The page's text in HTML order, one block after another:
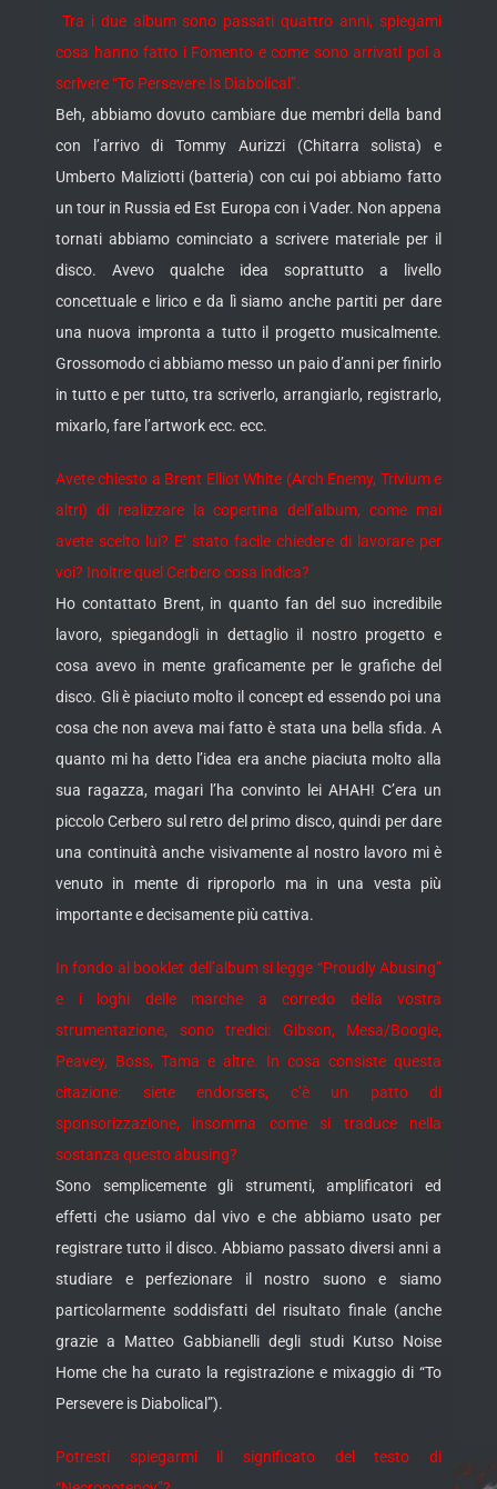
Tra i due album sono passati quattro anni, spiegami
cosa hanno fatto i Fomento e come sono arrivati poi a
scrivere “To Persevere Is Diabolical”.
Beh, abbiamo dovuto cambiare due membri della band
con l’arrivo di Tommy Aurizzi (Chitarra solista) e
Umberto Maliziotti (batteria) con cui poi abbiamo fatto
un tour in Russia ed Est Europa con i Vader. Non appena
tornati abbiamo cominciato a scrivere materiale per il
disco. Avevo qualche idea soprattutto a livello
concettuale e lirico e da lì siamo anche partiti per dare
una nuova impronta a tutto il progetto musicalmente.
Grossomodo ci abbiamo messo un paio d’anni per finirlo
in tutto e per tutto, tra scriverlo, arrangiarlo, registrarlo,
mixarlo, fare l’artwork ecc. ecc.
Avete chiesto a Brent Elliot White (Arch Enemy, Trivium e
altri) di realizzare la copertina dell’album, come mai
avete scelto lui? E’ stato facile chiedere di lavorare per
voi? Inoltre quel Cerbero cosa indica?
Ho contattato Brent, in quanto fan del suo incredibile
lavoro, spiegandogli in dettaglio il nostro progetto e
cosa avevo in mente graficamente per le grafiche del
disco. Gli è piaciuto molto il concept ed essendo poi una
cosa che non aveva mai fatto è stata una bella sfida. A
quanto mi ha detto l’idea era anche piaciuta molto alla
sua ragazza, magari l’ha convinto lei AHAH! C’era un
piccolo Cerbero sul retro del primo disco, quindi per dare
una continuità anche visivamente al nostro lavoro mi è
venuto in mente di riproporlo ma in una vesta più
importante e decisamente più cattiva.
In fondo al booklet dell’album si legge “Proudly Abusing”
e i loghi delle marche a corredo della vostra
strumentazione, sono tredici: Gibson, Mesa/Boogie,
Peavey, Boss, Tama e altre. In cosa consiste questa
citazione: siete endorsers, c’è un patto di
sponsorizzazione, insomma come si traduce nella
sostanza questo abusing?
Sono semplicemente gli strumenti, amplificatori ed
effetti che usiamo dal vivo e che abbiamo usato per
registrare tutto il disco. Abbiamo passato diversi anni a
studiare e perfezionare il nostro suono e siamo
particolarmente soddisfatti del risultato finale (anche
grazie a Matteo Gabbianelli degli studi Kutso Noise
Home che ha curato la registrazione e mixaggio di “To
Persevere is Diabolical”).
Potresti spiegarmi il significato del testo di